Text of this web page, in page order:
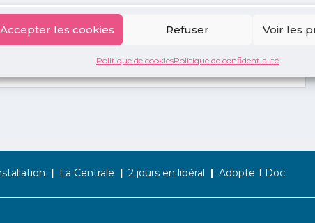
Accepter les cookies Refuser Voir les
Politique de cookiesPolitique de confidentialité
La Centrale 2 jours en libéral Adopte 1 Doc